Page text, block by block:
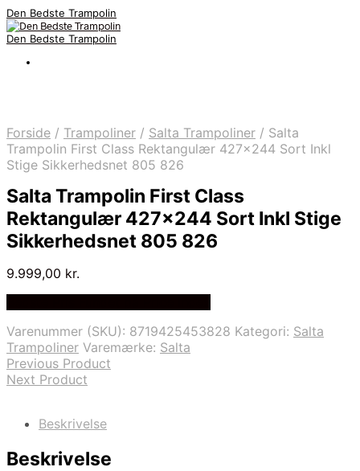
Den Bedste Trampolin
Den Bedste Trampolin
Forside / Trampoliner / Salta Trampoliner / Salta
Trampolin First Class Rektangulær 427×244 Sort Inkl
Stige Sikkerhedsnet 805 826
Salta Trampolin First Class
Rektangulær 427×244 Sort Inkl Stige
Sikkerhedsnet 805 826
9.999,00 kr.
Varenummer (SKU): 8719425453828 Kategori: Salta
Trampoliner Varemærke: Salta
Previous Product
Next Product
Beskrivelse
Beskrivelse